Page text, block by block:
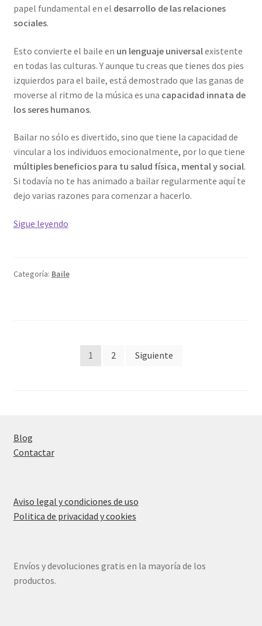
papel fundamental en el desarrollo de las relaciones
sociales.
Esto convierte el baile en un lenguaje universalexistente
en todas las culturas. Y aunque tu creas que tienes dos pies
izquierdos para el baile, está demostrado que las ganas de
moverse al ritmo de la música es una capacidad innata de
los seres humanos.
Bailar no sólo es divertido, sino que tiene la capacidad de
vincular a los individuos emocionalmente, por lo que tiene
múltiples beneficios para tu salud física, mental y social.
Si todavía no te has animado a bailar regularmente aquí te
dejo varias razones para comenzar a hacerlo.
Sigue leyendoBeneficios
tu
Categoría: Baile
Navegación
1 2 Siguiente
Blog
Contactar
Aviso legal y condiciones de uso
Politica de privacidad y cookies
Envíos y devoluciones gratis en la mayoría de los
productos.